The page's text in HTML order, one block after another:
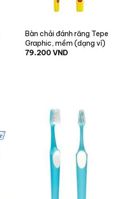
Bàn chải đánh răng Tepe
Graphic, mềm (dạng vỉ)
79.200VND